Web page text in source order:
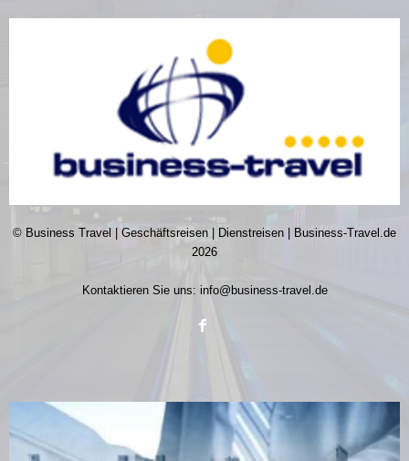
© Business Travel | Geschäftsreisen | Dienstreisen | Business-Travel.de
2026
Kontaktieren Sie uns: info@business-travel.de